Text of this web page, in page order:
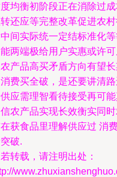
均衡初阶段正在消除过
还应等完整改革促进农
间实际统一定结标准化
两端极给用户实惠或许
产品高买矛盾方向有望
费买全破，是还要讲清
应需理智看待接受再可
农产品实现长效衡实同
获食品里理解供应过 消
破.
转载，请注明出处：